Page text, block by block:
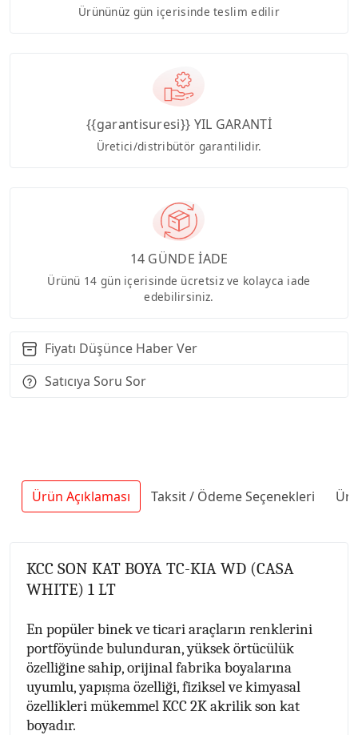
Ürününüz gün içerisinde teslim edilir
{{garantisuresi}} YIL GARANTİ
Üretici/distribütör garantilidir.
14 GÜNDE İADE
Ürünü 14 gün içerisinde ücretsiz ve kolayca iade
edebilirsiniz.
Fiyatı Düşünce Haber Ver
Satıcıya Soru Sor
Ürün Açıklaması Taksit / Ödeme Seçenekleri
KCC SON KAT BOYA TC-KIA WD (CASA
WHITE) 1 LT
En popüler binek ve ticari araçların renklerini
portföyünde bulunduran, yüksek örtücülük
özelliğine sahip, orijinal fabrika boyalarına
uyumlu, yapışma özelliği, fiziksel ve kimyasal
özellikleri mükemmel KCC 2K akrilik son kat
boyadır.